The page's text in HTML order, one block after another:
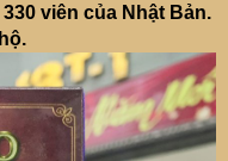
viên của Nhật Bản.